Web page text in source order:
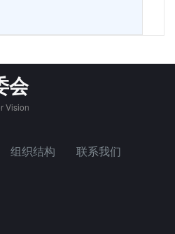
会
Vision
组织结构 联系我们